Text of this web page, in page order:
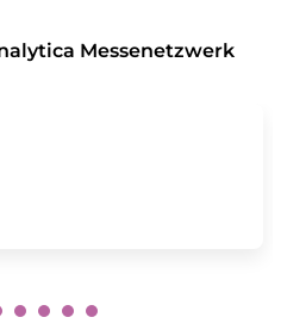
Messenetzwerk